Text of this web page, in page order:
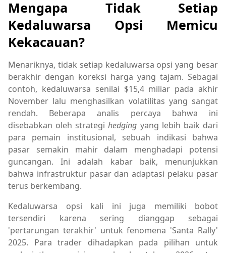
Mengapa Tidak Setiap
Kedaluwarsa Opsi Memicu
Kekacauan?
Menariknya, tidak setiap kedaluwarsa opsi yang besar
berakhir dengan koreksi harga yang tajam. Sebagai
contoh, kedaluwarsa senilai $15,4 miliar pada akhir
November lalu menghasilkan volatilitas yang sangat
rendah. Beberapa analis percaya bahwa ini
disebabkan oleh strategihedging yang lebih baik dari
para pemain institusional, sebuah indikasi bahwa
pasar semakin mahir dalam menghadapi potensi
guncangan. Ini adalah kabar baik, menunjukkan
bahwa infrastruktur pasar dan adaptasi pelaku pasar
terus berkembang.
Kedaluwarsa opsi kali ini juga memiliki bobot
tersendiri karena sering dianggap sebagai
'pertarungan terakhir' untuk fenomena 'Santa Rally'
2025. Para trader dihadapkan pada pilihan untuk